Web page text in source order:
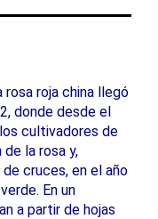
rosa roja china llegó
donde desde el
cultivadores de
la rosa y,
cruces, en el año
En un
a partir de hojas